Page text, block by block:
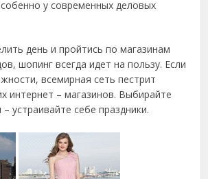
у современных деловых
день и пройтись по магазинам
шопинг всегда идет на пользу. Если
всемирная сеть пестрит
интернет – магазинов. Выбирайте
устраивайте себе праздники.